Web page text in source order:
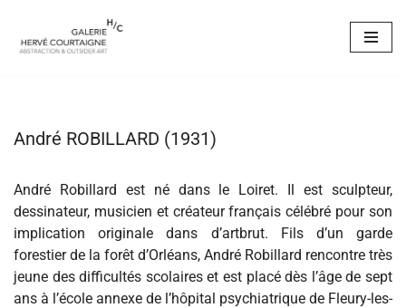
Aller
André ROBILLARD (1931)
André Robillard est né dans le Loiret. Il est sculpteur,
dessinateur, musicien et créateur français célébré pour son
implication originale dans d’artbrut. Fils d’un garde
forestier de la forêt d’Orléans, André Robillard rencontre très
jeune des difficultés scolaires et est placé dès l’âge de sept
ans à l’école annexe de l’hôpital psychiatrique de Fleury-les-